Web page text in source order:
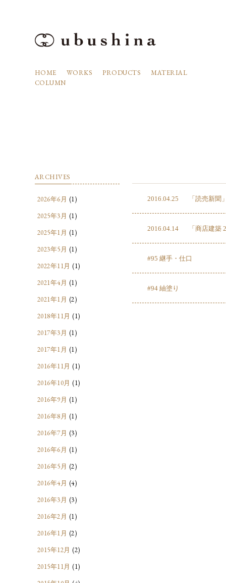
HOME WORKS PRODUCTS
MATERIAL
COLUMN
ARCHIVES
2026年6月 (1)
2025年3月 (1)
2025年1月 (1)
2023年5月 (1)
2022年11月 (1)
2021年4月 (1)
2021年1月 (2)
2018年11月 (1)
2017年3月 (1)
2017年1月 (1)
2016年11月 (1)
2016年10月 (1)
2016年9月 (1)
2016年8月 (1)
2016年7月 (3)
2016年6月 (1)
2016年5月 (2)
2016年4月 (4)
2016年3月 (3)
2016年2月 (1)
2016年1月 (2)
2015年12月 (2)
2015年11月 (1)
2016.04.25 「読売新聞
2016.04.14 「商店建築
#95 継手・仕口
#94 紬塗り